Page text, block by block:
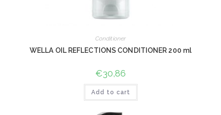
Conditioner
WELLA OIL REFLECTIONS CONDITIONER 200 ml
€30,86
Add to cart